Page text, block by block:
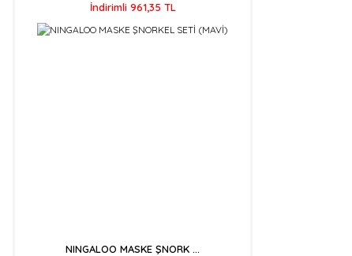
İndirimli 961,35 TL
NINGALOO MASKE ŞNORK ...